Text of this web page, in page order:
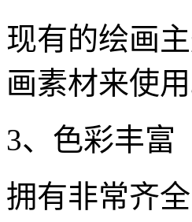
现有的绘画
画素材来使用
3、色彩丰富
拥有非常齐